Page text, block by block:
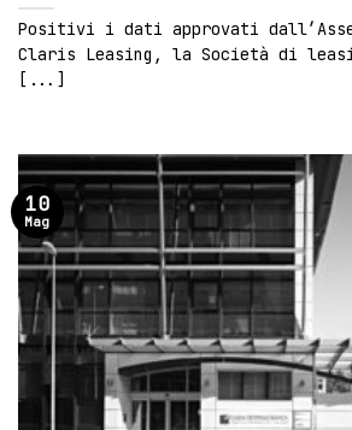
Positivi i dati approvati
Claris Leasing, la Società di
[...]
10
Mag